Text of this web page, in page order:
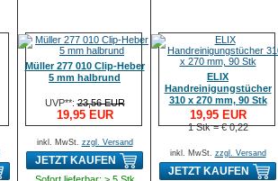
Müller 277 010 Clip-Heber
5 mm halbrund
UVP**:23,56 EUR
19,95 EUR
inkl. MwSt. zzgl. Versand
JETZT KAUFEN
ELIX
Handreinigungstücher
310 x 270 mm, 90 Stk
19,95 EUR
1 Stk = € 0,22
inkl. MwSt. zzgl. Versand
JETZT KAUFEN